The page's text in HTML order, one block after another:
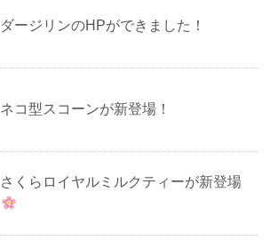
ダージリンのHPができました！
ネコ型スコーンが新登場！
さくらロイヤルミルクティーが新登場